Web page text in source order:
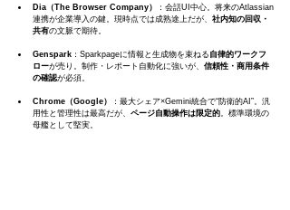
Dia（The Browser Company）
：会話UI中心。将来のAtlassian
連携が企業導入の鍵。現時点では成熟途上だが、 社内知の回収・
共有の文脈で期待。
Genspark ：Sparkpageに情報と生成物を束ねる 自律的ワークフ
ローが売り。制作・レポート自動化に強いが、 信頼性・商用条件
の確認が必須。
Chrome（Google）
：最大シェア×Gemini統合で“防衛的AI”。汎
用性と管理性は最高だが、 ページ自動操作は限定的 。標準環境の
母艦として堅実。